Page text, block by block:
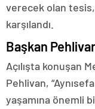
verecek olan
karşılandı.
Başkan
Açılışta konuşan
Pehlivan,
yaşamına önemli